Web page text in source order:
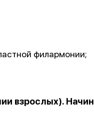
филармонии;
взрослых).